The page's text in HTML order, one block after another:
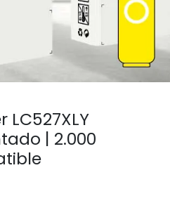
| 2.000